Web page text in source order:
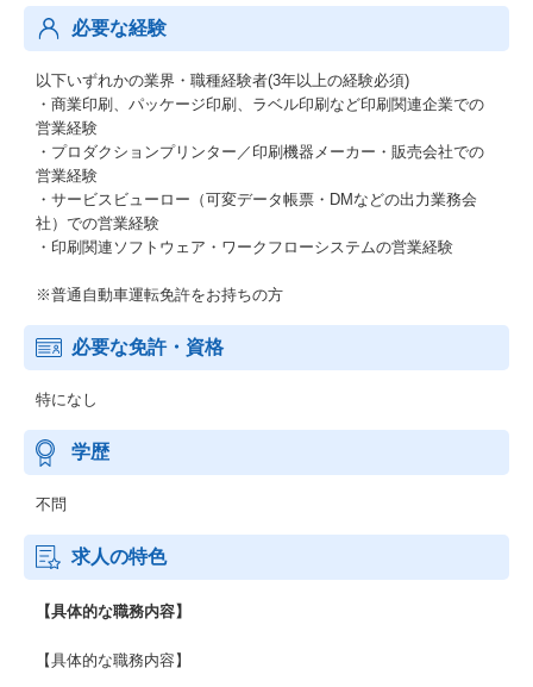
必要な経験
以下いずれかの業界・職種経験者(3年以上の経験必須)
・商業印刷、パッケージ印刷、ラベル印刷など印刷関連企業での
営業経験
・プロダクションプリンター／印刷機器メーカー・販売会社での
営業経験
・サービスビューロー（可変データ帳票・DMなどの出力業務会
社）での営業経験
・印刷関連ソフトウェア・ワークフローシステムの営業経験
※普通自動車運転免許をお持ちの方
必要な免許・資格
特になし
学歴
不問
求人の特色
【具体的な職務内容】
【具体的な職務内容】